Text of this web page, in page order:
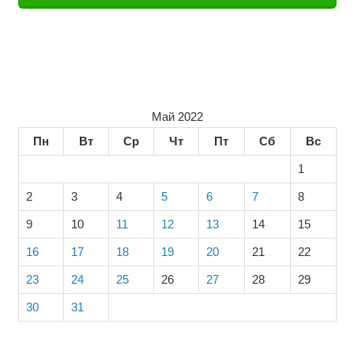
Май 2022
Пн
Вт Ср Чт Пт Сб Вс
1
2 3 4 5 6 7 8
9 10 11 12 13 14 15
16 17 18 19 20 21 22
23 24 25 26 27 28 29
30 31